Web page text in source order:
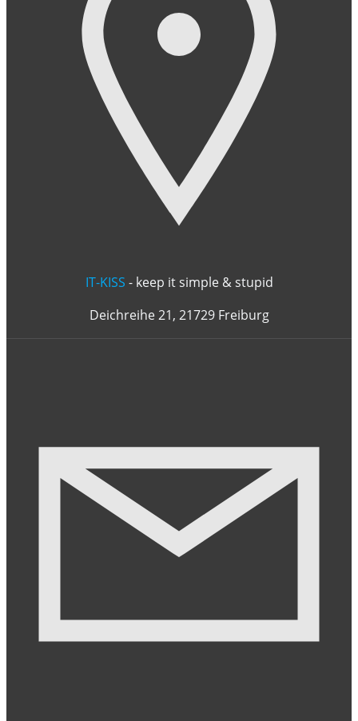
IT-KISS - keep it simple & stupid
Deichreihe 21, 21729 Freiburg